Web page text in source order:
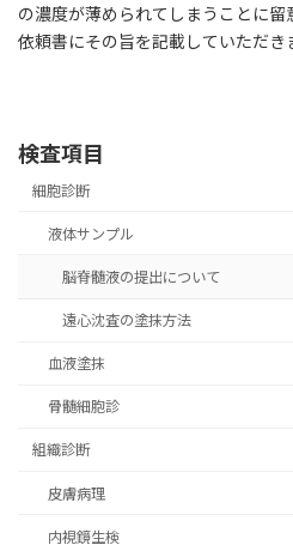
の濃度が薄められてしまうことに留
依頼書にその旨を記載していただき
検査項目
細胞診断
液体サンプル
脳脊髄液の提出について
遠心沈査の塗抹方法
血液塗抹
骨髄細胞診
組織診断
皮膚病理
内視鏡生検